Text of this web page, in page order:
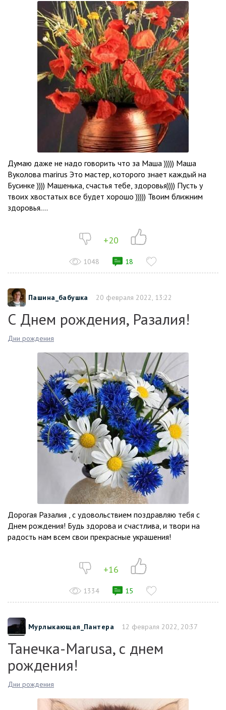
Думаю даже не надо говорить что за Маша ))))) Маша
Вуколова marirus Это мастер, которого знает каждый на
Бусинке )))) Машенька, счастья тебе, здоровья)))) Пусть у
твоих хвостатых все будет хорошо ))))) Твоим ближним
здоровья....
+20
1048 18
Пашина_бабушка 20 февраля 2022, 13:22
С Днем рождения, Разалия!
Дни рождения
Дорогая Разалия , с удовольствием поздравляю тебя с
Днем рождения! Будь здорова и счастлива, и твори на
радость нам всем свои прекрасные украшения!
+16
1334 15
Мурлыкающая_Пантера 12 февраля 2022, 20:37
Танечка-Marusa, с днем
рождения!
Дни рождения